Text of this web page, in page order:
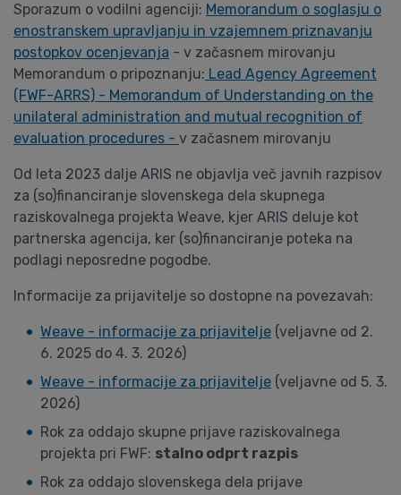
Sporazum o vodilni agenciji: Memorandum o soglasju o
enostranskem upravljanju in vzajemnem priznavanju
postopkov ocenjevanja - v začasnem mirovanju
Memorandum o pripoznanju: Lead Agency Agreement
(FWF-ARRS) - Memorandum of Understanding on the
unilateral administration and mutual recognition of
evaluation procedures - v začasnem mirovanju
Od leta 2023 dalje ARIS ne objavlja več javnih razpisov
za (so)financiranje slovenskega dela skupnega
raziskovalnega projekta Weave, kjer ARIS deluje kot
partnerska agencija, ker (so)financiranje poteka na
podlagi neposredne pogodbe.
Informacije za prijavitelje so dostopne na povezavah:
Weave - informacije za prijavitelje (veljavne od 2.
6. 2025 do 4. 3. 2026)
Weave - informacije za prijavitelje (veljavne od 5. 3.
2026)
Rok za oddajo skupne prijave raziskovalnega
projekta pri FWF: stalno odprt razpis
Rok za oddajo slovenskega dela prijave